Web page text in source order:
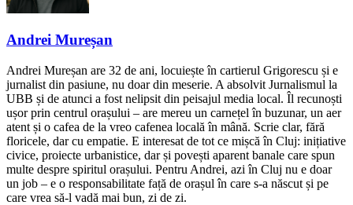
Andrei Mureșan
Andrei Mureșan are 32 de ani, locuiește în cartierul Grigorescu și e
jurnalist din pasiune, nu doar din meserie. A absolvit Jurnalismul la
UBB și de atunci a fost nelipsit din peisajul media local. Îl recunoști
ușor prin centrul orașului – are mereu un carnețel în buzunar, un aer
atent și o cafea de la vreo cafenea locală în mână. Scrie clar, fără
floricele, dar cu empatie. E interesat de tot ce mișcă în Cluj: inițiative
civice, proiecte urbanistice, dar și povești aparent banale care spun
multe despre spiritul orașului. Pentru Andrei, azi în Cluj nu e doar
un job – e o responsabilitate față de orașul în care s-a născut și pe
care vrea să-l vadă mai bun, zi de zi.